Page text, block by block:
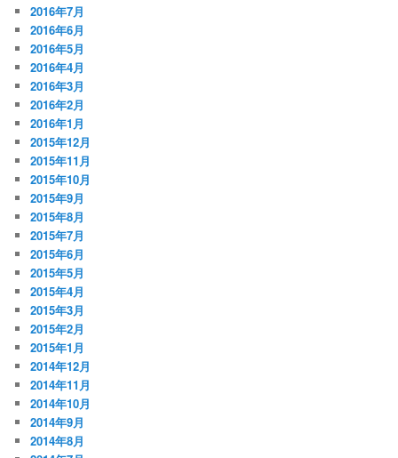
2016年7月
2016年6月
2016年5月
2016年4月
2016年3月
2016年2月
2016年1月
2015年12月
2015年11月
2015年10月
2015年9月
2015年8月
2015年7月
2015年6月
2015年5月
2015年4月
2015年3月
2015年2月
2015年1月
2014年12月
2014年11月
2014年10月
2014年9月
2014年8月